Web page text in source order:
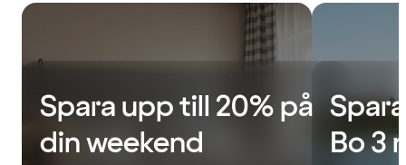
Spara upp till 20% på
din weekend
Bo 3